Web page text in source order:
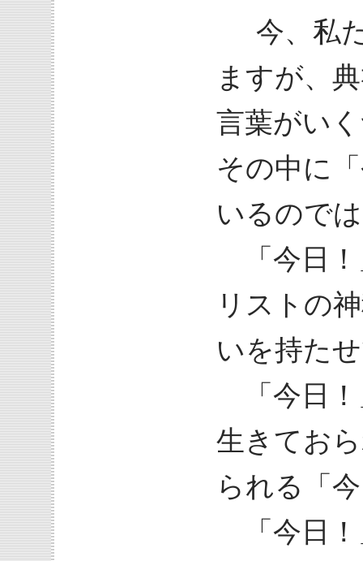
今、私
ますが、
言葉がい
その中に
いるので
「今日！
リストの
いを持た
「今日！
生きてお
られる「
「今日！